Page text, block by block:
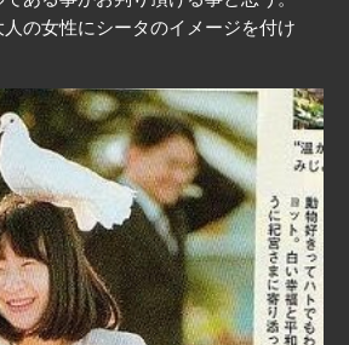
人の女性にシータのイメージを付け